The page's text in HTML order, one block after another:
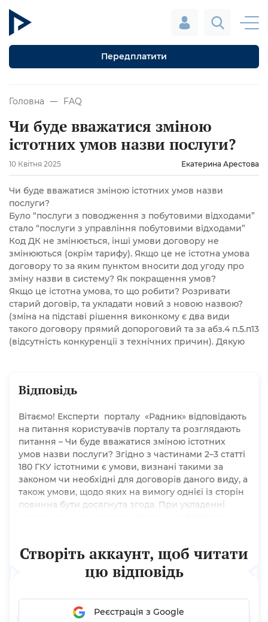
Передплатити
Головна FAQ
Чи буде вважатися зміною
істотних умов назви послуги?
10 Квітня 2025 Екатерина Арестова
Чи буде вважатися зміною істотних умов назви
послуги?
Було “послуги з поводження з побутовими відходами”
стало “послуги з управління побутовими відходами”
Код ДК не змінюється, інші умови договору не
змінюються (окрім тарифу). Якщо це не істотна умова
договору то за яким пунктом вносити дод угоду про
зміну назви в систему? Як покращення умов?
Якщо це істотна умова, то що робити? Розривати
старий договір, та укладати новий з новою назвою?
(зміна на підставі рішення виконкому є два види
такого договору прямий допороговий та за абз.4 п.5.п13
(відсутність конкуренції з технічних причин). Дякую
Відповідь
Вітаємо! Експерти порталу «Радник» відповідають
на питання користувачів порталу та розглядають
питання – Чи буде вважатися зміною істотних
умов назви послуги? Згідно з частинами 2–3 статті
180 ГКУ істотними є умови, визнані такими за
законом чи необхідні для договорів даного виду, а
також умови, щодо яких на вимогу однієї із сторін
повинна бути досягнута згода. При укладенні
буде вважатись зміною...
Створіть аккаунт, щоб читати
цю відповідь
Реєстрація з Google